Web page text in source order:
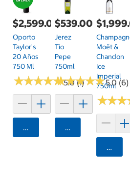
$2,599.00
Oporto
Taylor's
20 Años
750 Ml
★★★★★
★★★★★5.0 (1)
Agregar
$539.00
Jerez
Tío
Pepe
750ml
★★★★★
★★★★★5.0 (6)
Agregar
Moët &
Chandon
Ice
Imperial
750ml
★★★
★★★